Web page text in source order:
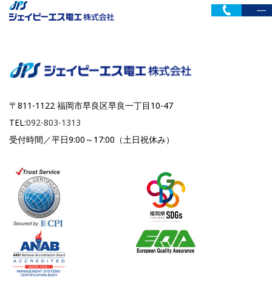
〒811-1122 福岡市早良区早良一丁目10-47
TEL:092-803-1313
受付時間／平日9:00～17:00（土日祝休み）